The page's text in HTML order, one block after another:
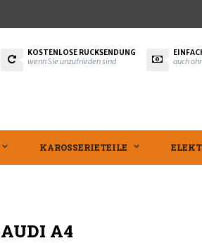
KOSTENLOSE RÜCKSENDUNG
wenn Sie unzufrieden sind auch
KAROSSERIETEILE
AUDI A4